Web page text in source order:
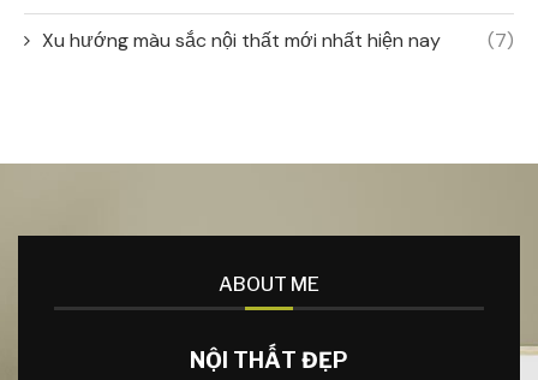
Xu hướng màu sắc nội thất mới nhất hiện nay (7)
ABOUT ME
NỘI THẤT ĐẸP